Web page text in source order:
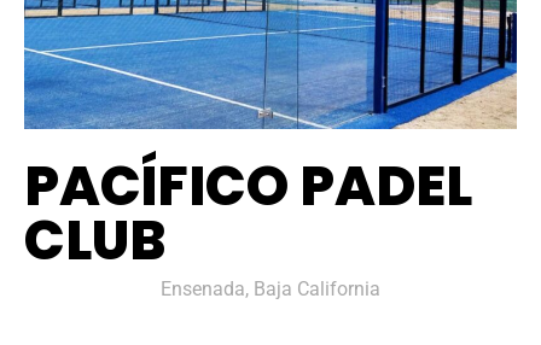
PACÍFICO PADEL
CLUB
Ensenada, Baja California